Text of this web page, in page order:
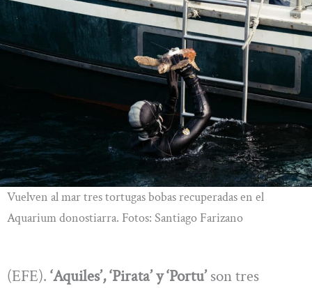
Vuelven al mar tres tortugas bobas recuperadas en el
Aquarium donostiarra. Fotos: Santiago Farizano
(EFE). ‘Aquiles’, ‘Pirata’ y ‘Portu’son tres